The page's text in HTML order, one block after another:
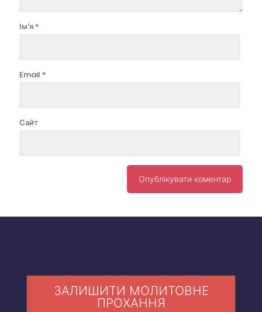
Ім'я *
Email *
Сайт
ЗАЛИШИТИ МОЛИТОВНЕ
ПРОХАННЯ